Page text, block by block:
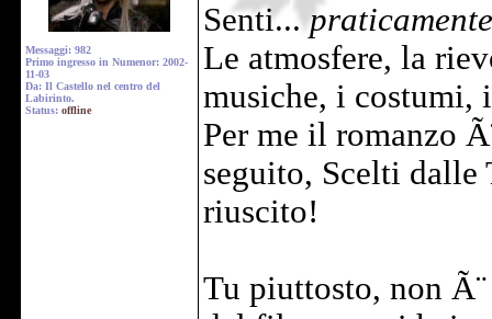
Messaggi: 982
Primo ingresso in Numenor: 2002-
11-03
Da: Il Castello nel centro del
Labirinto.
Status: offline
Senti...
Le atmosfere, la
musiche, i
Per me il romanzo
seguito, Scelti dalle
riuscito!
Tu piuttosto, non